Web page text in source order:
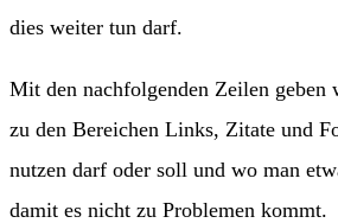
dies weiter tun darf.
Mit den nachfolgenden Zeilen geben
zu den Bereichen Links, Zitate und
nutzen darf oder soll und wo man
damit es nicht zu Problemen kommt.